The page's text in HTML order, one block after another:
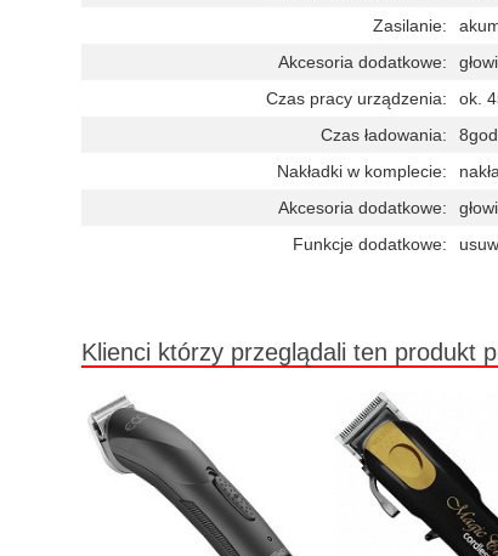
Zasilanie:
Akcesoria dodatkowe:
Czas pracy urządzenia:
ok.
Czas ładowania:
Nakładki w komplecie:
Akcesoria dodatkowe:
Funkcje dodatkowe:
Klienci którzy przeglądali ten produkt